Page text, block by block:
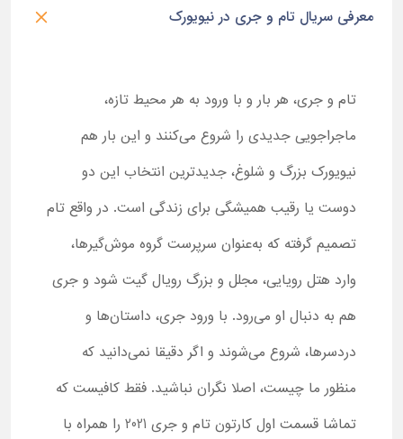
معرفی سریال تام و جری در نیویورک
تام و جری، هر بار و با ورود به هر محیط تازه،
ماجراجویی جدیدی را شروع می‌کنند و این بار هم
نیویورک بزرگ و شلوغ، جدیدترین انتخاب این دو
دوست یا رقیب همیشگی برای زندگی است. در واقع تام
تصمیم گرفته که به‌عنوان سرپرست گروه موش‌گیرها،
وارد هتل رویایی، مجلل و بزرگ رویال گیت شود و جری
هم به دنبال او می‌رود. با ورود جری، داستان‌ها و
دردسرها، شروع می‌شوند و اگر دقیقا نمی‌دانید که
منظور ما چیست، اصلا نگران نباشید. فقط کافیست که
تماشا قسمت اول کارتون تام و جری 2021 را همراه با